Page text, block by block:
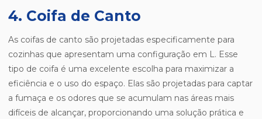
4. Coifa de Canto
As coifas de canto são projetadas especificamente para
cozinhas que apresentam uma configuração em L. Esse
tipo de coifa é uma excelente escolha para maximizar a
eficiência e o uso do espaço. Elas são projetadas para captar
a fumaça e os odores que se acumulam nas áreas mais
difíceis de alcançar, proporcionando uma solução prática e